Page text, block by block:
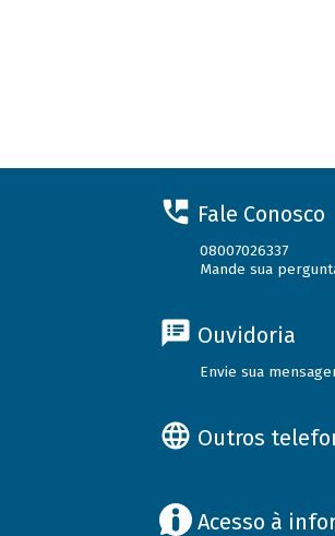
Fale Conosco
08007026337
Mande sua
Ouvidoria
Envie sua
Outros
Acesso à